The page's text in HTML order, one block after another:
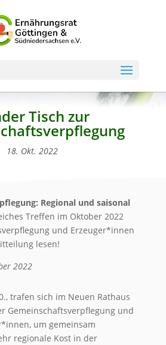
Tisch zur
18. Okt. 2022
Regional und saisonal
Treffen im Oktober 2022
und Erzeuger*innen
lesen!
2022
trafen sich im Neuen Rathaus
Gemeinschaftsverpflegung und
um gemeinsam
regionale Kost in der